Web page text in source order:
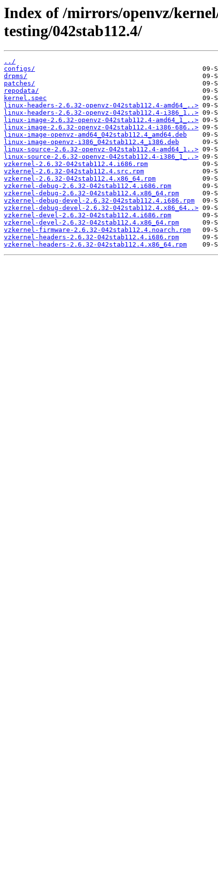
Index of /mirrors/openvz/
testing/042stab112.4/
../
configs/
drpms/
patches/
repodata/
kernel.spec
linux-headers-2.6.32-openvz-042stab112.4-amd64_..>
linux-headers-2.6.32-openvz-042stab112.4-i386_1..>
linux-image-2.6.32-openvz-042stab112.4-amd64_1_..>
linux-image-2.6.32-openvz-042stab112.4-i386-686..>
linux-image-openvz-amd64_042stab112.4_amd64.deb
linux-image-openvz-i386_042stab112.4_i386.deb
linux-source-2.6.32-openvz-042stab112.4-amd64_1..>
linux-source-2.6.32-openvz-042stab112.4-i386_1_..>
vzkernel-2.6.32-042stab112.4.i686.rpm
vzkernel-2.6.32-042stab112.4.src.rpm
vzkernel-2.6.32-042stab112.4.x86_64.rpm
vzkernel-debug-2.6.32-042stab112.4.i686.rpm
vzkernel-debug-2.6.32-042stab112.4.x86_64.rpm
vzkernel-debug-devel-2.6.32-042stab112.4.i686.rpm
vzkernel-debug-devel-2.6.32-042stab112.4.x86_64..>
vzkernel-devel-2.6.32-042stab112.4.i686.rpm
vzkernel-devel-2.6.32-042stab112.4.x86_64.rpm
vzkernel-firmware-2.6.32-042stab112.4.noarch.rpm
vzkernel-headers-2.6.32-042stab112.4.i686.rpm
vzkernel-headers-2.6.32-042stab112.4.x86_64.rpm